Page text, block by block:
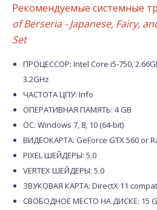
Рекомендуемые системные
of Berseria - Japanese, Fairy,
Set
ПРОЦЕССОР: Intel Core i5-750,
3.2GHz
ЧАСТОТА ЦПУ: Info
ОПЕРАТИВНАЯ ПАМЯТЬ: 4 GB
ОС: Windows 7, 8, 10 (64-bit)
ВИДЕОКАРТА: GeForce GTX 560 or
PIXEL ШЕЙДЕРЫ: 5.0
VERTEX ШЕЙДЕРЫ: 5.0
ЗВУКОВАЯ КАРТА: DirectX 11
СВОБОДНОЕ МЕСТО НА ДИСКЕ: 15